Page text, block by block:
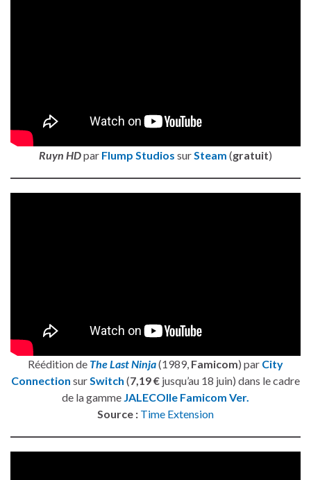
Ruyn HDpar Flump Studios sur Steam (gratuit)
Réédition de The Last Ninja(1989, Famicom) par City
Connection sur Switch (7,19 € jusqu’au 18 juin) dans le cadre
de la gamme JALECOlle Famicom Ver.
Source : Time Extension